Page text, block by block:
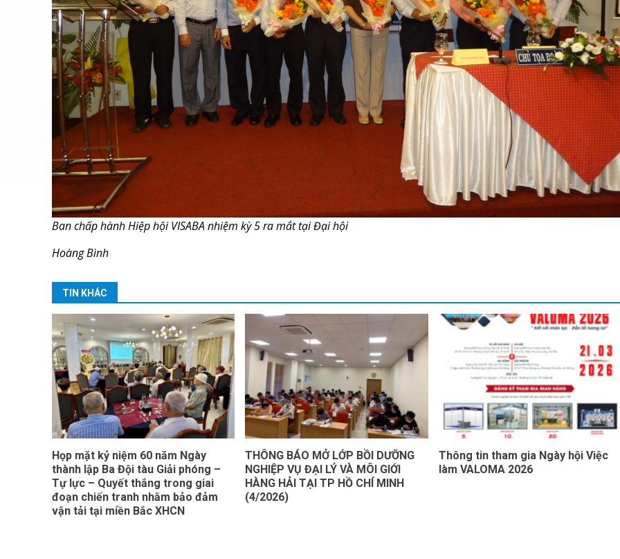
Ban chấp hành Hiệp hội VISABA nhiệm kỳ 5 ra mắt tại Đại hội
Hoàng Bình
TIN KHÁC
Họp mặt kỷ niệm 60 năm Ngày
thành lập Ba Đội tàu Giải phóng –
Tự lực – Quyết thắng trong giai
đoạn chiến tranh nhằm bảo đảm
vận tải tại miền Bắc XHCN
THÔNG BÁO MỞ LỚP BỒI DƯỠNG
NGHIỆP VỤ ĐẠI LÝ VÀ MÔI GIỚI
HÀNG HẢI TẠI TP HỒ CHÍ MINH
(4/2026)
Thông tin tham gia Ngày hội Việc
làm VALOMA 2026